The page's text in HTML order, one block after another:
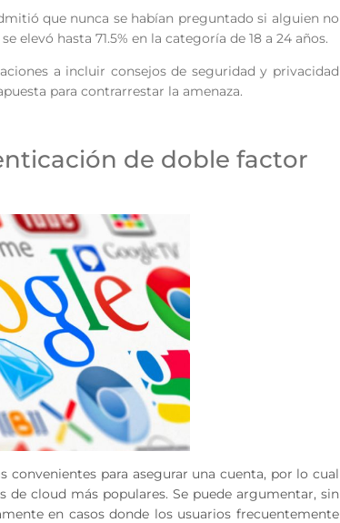
que nunca se habían preguntado si alguien no
elevó hasta 71.5% en la categoría de 18 a 24 años.
a incluir consejos de seguridad y privacidad
para contrarrestar la amenaza.
de doble factor
para asegurar una cuenta, por lo cual
cloud más populares. Se puede argumentar, sin
en casos donde los usuarios frecuentemente